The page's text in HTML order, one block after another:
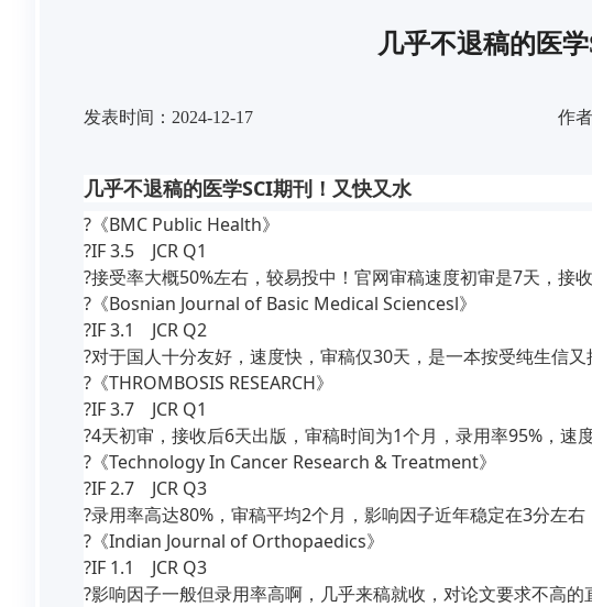
几乎不退稿的医
发表时间：2024-12-17 作
几乎不退稿的医学SCI期刊！又快又水
?《BMC Public Health》
?IF 3.5    JCR Q1
?接受率大概50%左右，较易投中！官网审稿速度初审是7天，接
?《Bosnian Journal of Basic Medical Sciencesl》
?IF 3.1    JCR Q2
?对于国人十分友好，速度快，审稿仅30天，是一本按受纯生信又
?《THROMBOSIS RESEARCH》
?IF 3.7    JCR Q1
?4天初审，接收后6天出版，审稿时间为1个月，录用率95%，速
?《Technology In Cancer Research & Treatment》
?IF 2.7    JCR Q3
?录用率高达80%，审稿平均2个月，影响因子近年稳定在3分左右
?《Indian Journal of Orthopaedics》
?IF 1.1    JCR Q3
?影响因子一般但录用率高啊，几乎来稿就收，对论文要求不高的